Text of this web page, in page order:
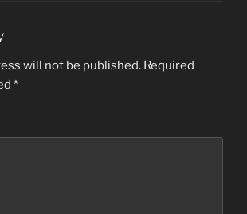
will not be published. Required
*